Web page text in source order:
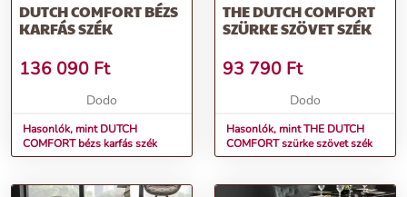
DUTCH COMFORT BÉZS
KARFÁS SZÉK
136 090 Ft
Dodo
Hasonlók, mint DUTCH
COMFORT bézs karfás szék
THE DUTCH COMFORT
SZÜRKE SZÖVET SZÉK
93 790 Ft
Dodo
Hasonlók, mint THE DUTCH
COMFORT szürke szövet szék